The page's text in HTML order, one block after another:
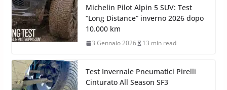
Michelin Pilot Alpin 5 SUV: Test
“Long Distance” inverno 2026 dopo
10.000 km
3 Gennaio 2026 13 min read
Test Invernale Pneumatici Pirelli
Cinturato All Season SF3